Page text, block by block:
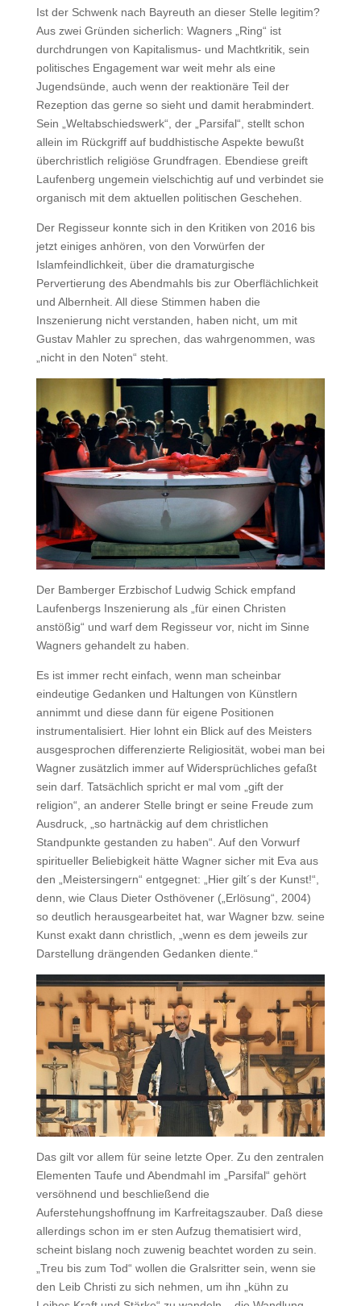
Ist der Schwenk nach Bayreuth an dieser Stelle legitim?
Aus zwei Gründen sicherlich: Wagners „Ring“ ist
durchdrungen von Kapitalismus- und Machtkritik, sein
politisches Engagement war weit mehr als eine
Jugendsünde, auch wenn der reaktionäre Teil der
Rezeption das gerne so sieht und damit herabmindert.
Sein „Weltabschiedswerk“, der „Parsifal“, stellt schon
allein im Rückgriff auf buddhistische Aspekte bewußt
überchristlich religiöse Grundfragen. Ebendiese greift
Laufenberg ungemein vielschichtig auf und verbindet sie
organisch mit dem aktuellen politischen Geschehen.
Der Regisseur konnte sich in den Kritiken von 2016 bis
jetzt einiges anhören, von den Vorwürfen der
Islamfeindlichkeit, über die dramaturgische
Pervertierung des Abendmahls bis zur Oberflächlichkeit
und Albernheit. All diese Stimmen haben die
Inszenierung nicht verstanden, haben nicht, um mit
Gustav Mahler zu sprechen, das wahrgenommen, was
„nicht in den Noten“ steht.
Der Bamberger Erzbischof Ludwig Schick empfand
Laufenbergs Inszenierung als „für einen Christen
anstößig“ und warf dem Regisseur vor, nicht im Sinne
Wagners gehandelt zu haben.
Es ist immer recht einfach, wenn man scheinbar
eindeutige Gedanken und Haltungen von Künstlern
annimmt und diese dann für eigene Positionen
instrumentalisiert. Hier lohnt ein Blick auf des Meisters
ausgesprochen differenzierte Religiosität, wobei man bei
Wagner zusätzlich immer auf Widersprüchliches gefaßt
sein darf. Tatsächlich spricht er mal vom „gift der
religion“, an anderer Stelle bringt er seine Freude zum
Ausdruck, „so hartnäckig auf dem christlichen
Standpunkte gestanden zu haben“. Auf den Vorwurf
spiritueller Beliebigkeit hätte Wagner sicher mit Eva aus
den „Meistersingern“ entgegnet: „Hier gilt´s der Kunst!“,
denn, wie Claus Dieter Osthövener („Erlösung“, 2004)
so deutlich herausgearbeitet hat, war Wagner bzw. seine
Kunst exakt dann christlich, „wenn es dem jeweils zur
Darstellung drängenden Gedanken diente.“
Das gilt vor allem für seine letzte Oper. Zu den zentralen
Elementen Taufe und Abendmahl im „Parsifal“ gehört
versöhnend und beschließend die
Auferstehungshoffnung im Karfreitagszauber. Daß diese
allerdings schon im er sten Aufzug thematisiert wird,
scheint bislang noch zuwenig beachtet worden zu sein.
„Treu bis zum Tod“ wollen die Gralsritter sein, wenn sie
den Leib Christi zu sich nehmen, um ihn „kühn zu